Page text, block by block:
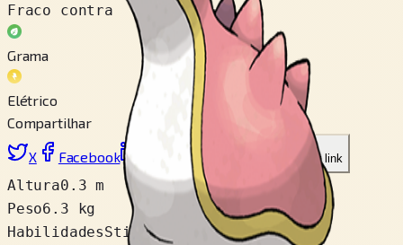
Fraco contra
Grama
Elétrico
Compartilhar
X Facebook LinkedIn Copiar link
Altura0.3 m
Peso6.3 kg
HabilidadesSticky Hold